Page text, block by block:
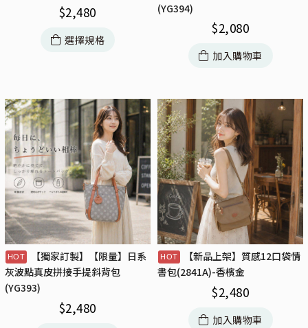
$2,480
選擇規格
(YG394)
$2,080
加入購物車
【獨家訂製】【限量】日系
灰波點真皮拼接手提斜背包
(YG393)
$2,480
【新品上架】質感12口袋情
書包(2841A)-香檳金
$2,480
加入購物車